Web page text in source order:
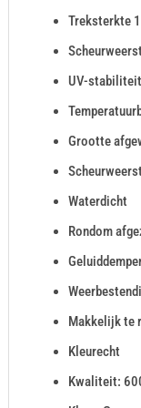
Treksterkte
UV-
Grootte
Waterdicht
Rondom
Makkelijk te
Kleurecht
Kwaliteit: